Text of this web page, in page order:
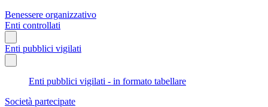
Benessere organizzativo
Enti controllati
Enti pubblici vigilati
Enti pubblici vigilati - in formato tabellare
Società partecipate